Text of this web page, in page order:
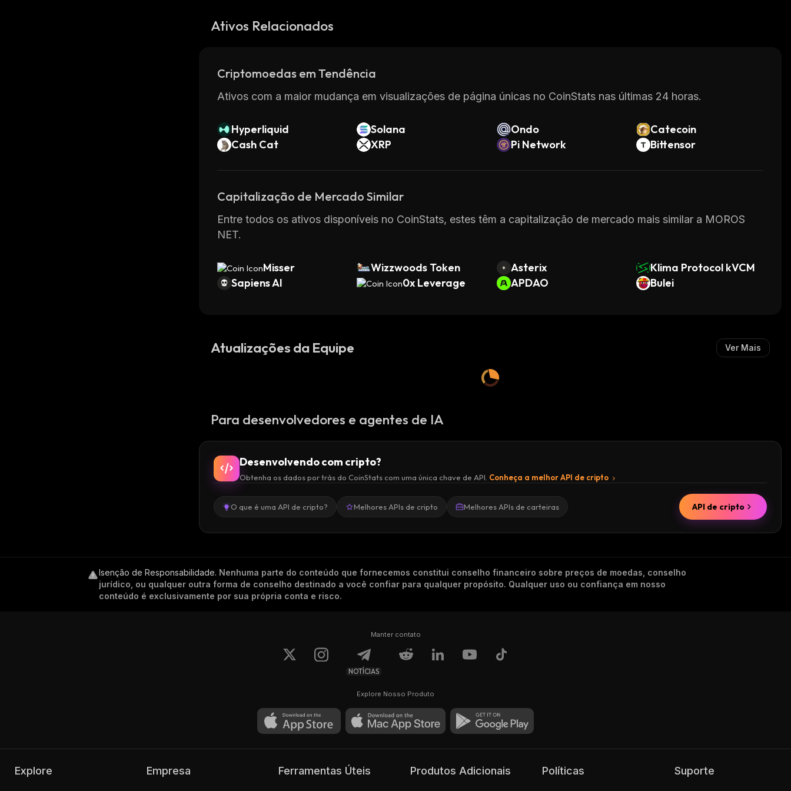
Ativos Relacionados
Criptomoedas em Tendência
Ativos com a maior mudança em visualizações de página únicas no CoinStats nas últimas 24 horas.
Hyperliquid Solana Ondo
Catecoin
Cash Cat
XRP Pi Network Bittensor
Capitalização de Mercado Similar
Entre todos os ativos disponíveis no CoinStats, estes têm a capitalização de mercado mais similar a MOROS
NET.
Misser Wizzwoods Token Asterix
Klima Protocol kVCM
Sapiens AI
0x Leverage APDAO Bulei
Atualizações da Equipe Ver Mais
Para desenvolvedores e agentes de IA
Desenvolvendo com cripto?
Obtenha os dados por trás do CoinStats com uma única chave de API. Conheça a melhor API de cripto
O que é uma API de cripto? Melhores APIs de cripto Melhores APIs de carteiras API de cripto
Isenção de Responsabilidade. Nenhuma parte do conteúdo que fornecemos constitui conselho financeiro sobre preços de moedas, conselho
jurídico, ou qualquer outra forma de conselho destinado a você confiar para qualquer propósito. Qualquer uso ou confiança em nosso
conteúdo é exclusivamente por sua própria conta e risco.
Manter contato
NOTÍCIAS
Explore Nosso Produto
Explore Empresa Ferramentas Úteis Produtos Adicionais Políticas Suporte